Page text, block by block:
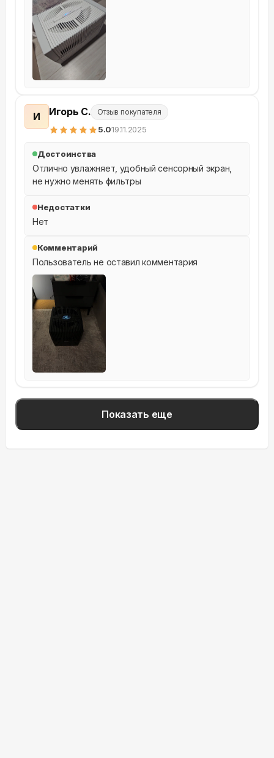
И Игорь С. Отзыв покупателя
5.019.11.2025
Достоинства
Отлично увлажняет, удобный сенсорный экран,
не нужно менять фильтры
Недостатки
Нет
Комментарий
Пользователь не оставил комментария
Показать еще